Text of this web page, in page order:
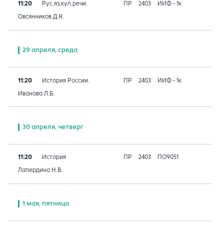
11:20 Рус.яз,кул.речи. ПР 2403 ИИФ - 1к
Овсянников Д.Я.
29 апреля, среда
11:20 История России. ПР 2403 ИИФ - 1к
Иванова Л.Б.
30 апреля, четверг
11:20 История ПР 2403 ПО9051
Лапердина Н.В.
1 мая, пятница